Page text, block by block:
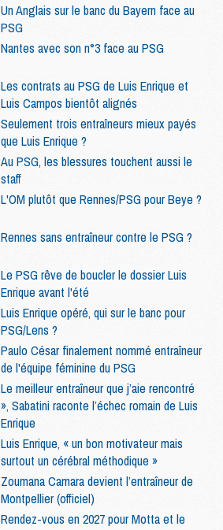
Un Anglais sur le banc du Bayern face au
PSG
Nantes avec son n°3 face au PSG
Les contrats au PSG de Luis Enrique et
Luis Campos bientôt alignés
Seulement trois entraîneurs mieux payés
que Luis Enrique ?
Au PSG, les blessures touchent aussi le
staff
L'OM plutôt que Rennes/PSG pour Beye ?
Rennes sans entraîneur contre le PSG ?
Le PSG rêve de boucler le dossier Luis
Enrique avant l'été
Luis Enrique opéré, qui sur le banc pour
PSG/Lens ?
Paulo César finalement nommé entraîneur
de l'équipe féminine du PSG
Le meilleur entraîneur que j’aie rencontré
», Sabatini raconte l’échec romain de Luis
Enrique
Luis Enrique, « un bon motivateur mais
surtout un cérébral méthodique »
Zoumana Camara devient l’entraîneur de
Montpellier (officiel)
Rendez-vous en 2027 pour Motta et le